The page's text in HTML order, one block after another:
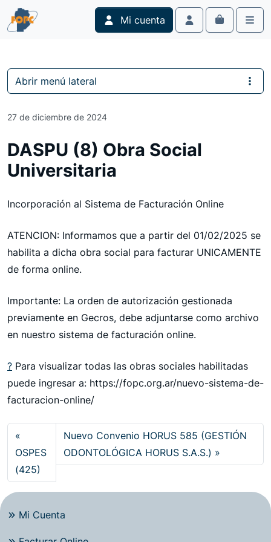
Skip to content
Skip to footer
Mi cuenta
Account
Cart
27 de diciembre de 2024
DASPU (8) Obra Social
Universitaria
Incorporación al Sistema de Facturación Online
ATENCION: Informamos que a partir del 01/02/2025 se
habilita a dicha obra social para facturar UNICAMENTE
de forma online.
Importante: La orden de autorización gestionada
previamente en Gecros, debe adjuntarse como archivo
en nuestro sistema de facturación online.
? Para visualizar todas las obras sociales habilitadas
puede ingresar a: https://fopc.org.ar/nuevo-sistema-de-
facturacion-online/
OSPES
(425)
Nuevo Convenio HORUS 585 (GESTIÓN
ODONTOLÓGICA HORUS S.A.S.)
Abrir menú lateral
Mi Cuenta